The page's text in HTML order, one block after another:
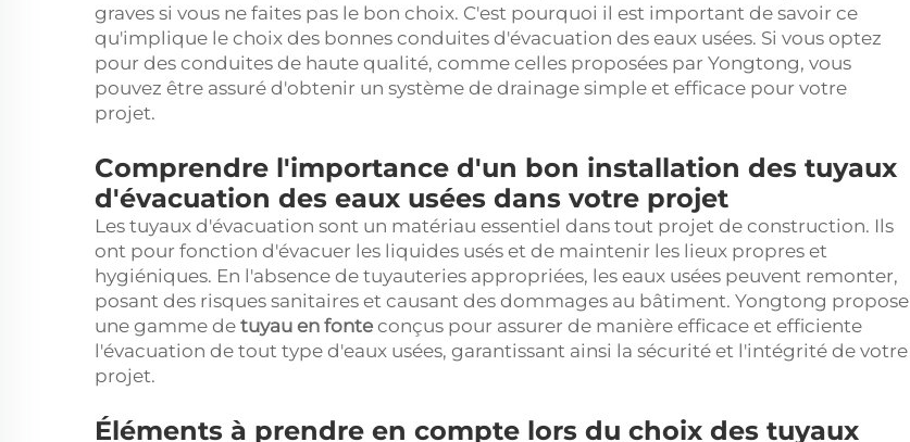
graves si vous ne faites pas le bon choix. C'est pourquoi il est important de savoir ce
qu'implique le choix des bonnes conduites d'évacuation des eaux usées. Si vous optez
pour des conduites de haute qualité, comme celles proposées par Yongtong, vous
pouvez être assuré d'obtenir un système de drainage simple et efficace pour votre
projet.
Comprendre l'importance d'un bon installation des tuyaux
d'évacuation des eaux usées dans votre projet
Les tuyaux d'évacuation sont un matériau essentiel dans tout projet de construction. Ils
ont pour fonction d'évacuer les liquides usés et de maintenir les lieux propres et
hygiéniques. En l'absence de tuyauteries appropriées, les eaux usées peuvent remonter,
posant des risques sanitaires et causant des dommages au bâtiment. Yongtong propose
une gamme de tuyau en fonte conçus pour assurer de manière efficace et efficiente
l'évacuation de tout type d'eaux usées, garantissant ainsi la sécurité et l'intégrité de votre
projet.
Éléments à prendre en compte lors du choix des tuyaux